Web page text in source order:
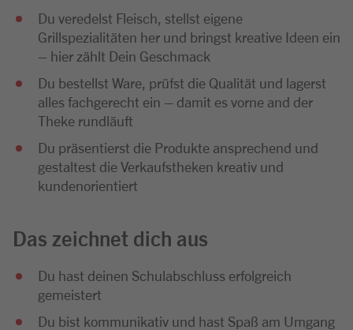
Du veredelst Fleisch, stellst eigene
Grillspezialitäten her und bringst kreative Ideen ein
– hier zählt Dein Geschmack
Du bestellst Ware, prüfst die Qualität und lagerst
alles fachgerecht ein – damit es vorne and der
Theke rundläuft
Du präsentierst die Produkte ansprechend und
gestaltest die Verkaufstheken kreativ und
kundenorientiert
Das zeichnet dich aus
Du hast deinen Schulabschluss erfolgreich
gemeistert
Du bist kommunikativ und hast Spaß am Umgang